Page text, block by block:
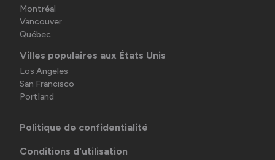
Montréal
Vancouver
Québec
Villes populaires aux États Unis
Los Angeles
San Francisco
Portland
Politique de confidentialité
Conditions d'utilisation